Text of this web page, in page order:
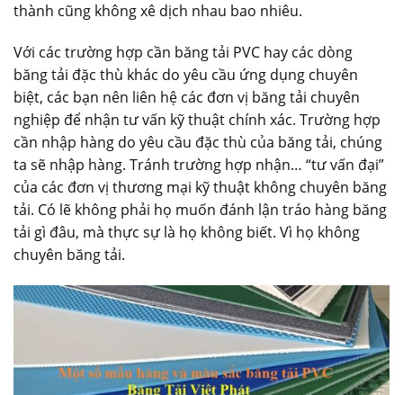
thành cũng không xê dịch nhau bao nhiêu.
Với các trường hợp cần băng tải PVC hay các dòng
băng tải đặc thù khác do yêu cầu ứng dụng chuyên
biệt, các bạn nên liên hệ các đơn vị băng tải chuyên
nghiệp để nhận tư vấn kỹ thuật chính xác. Trường hợp
cần nhập hàng do yêu cầu đặc thù của băng tải, chúng
ta sẽ nhập hàng. Tránh trường hợp nhận… “tư vấn đại”
của các đơn vị thương mại kỹ thuật không chuyên băng
tải. Có lẽ không phải họ muốn đánh lận tráo hàng băng
tải gì đâu, mà thực sự là họ không biết. Vì họ không
chuyên băng tải.